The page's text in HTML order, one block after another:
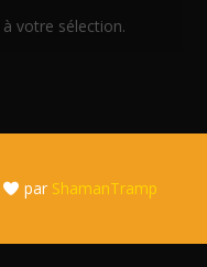
votre sélection.
par ShamanTramp